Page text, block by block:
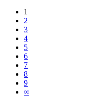
1
2
3
4
5
6
7
8
9
∞